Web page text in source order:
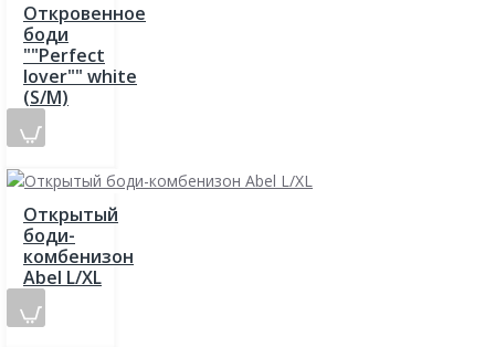
Откровенное
боди
""Perfect
lover"" white
(S/M)
Открытый
боди-
комбенизон
Abel L/XL